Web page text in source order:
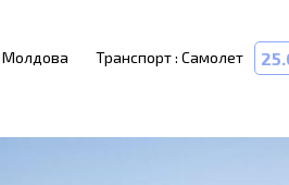
Молдова Транспорт : Самолет